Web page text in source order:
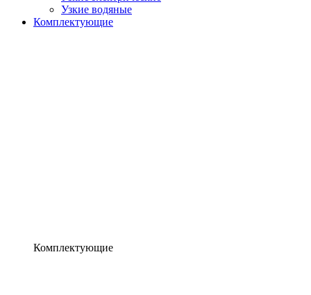
Узкие водяные
Комплектующие
Комплектующие